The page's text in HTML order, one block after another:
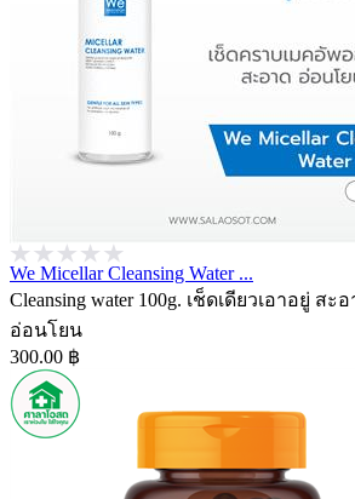
We Micellar Cleansing Water ...
Cleansing water 100g. เช็ดเดียวเอาอยู่ ส
อ่อนโยน
300.00 ฿